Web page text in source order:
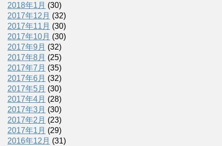
2018年1月 (30)
2017年12月 (32)
2017年11月 (30)
2017年10月 (30)
2017年9月 (32)
2017年8月 (25)
2017年7月 (35)
2017年6月 (32)
2017年5月 (30)
2017年4月 (28)
2017年3月 (30)
2017年2月 (23)
2017年1月 (29)
2016年12月 (31)